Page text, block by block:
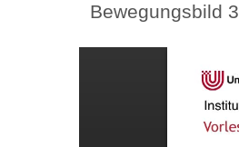
Bewegungsbild 3